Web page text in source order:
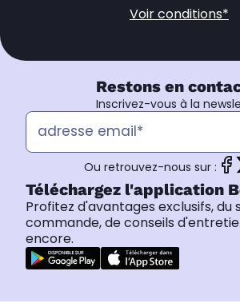
Voir conditions*
Restons en
Inscrivez-vous à la
Ou retrouvez-nous sur :
Téléchargez l'application
Profitez d'avantages exclusifs, du
commande, de conseils
encore.